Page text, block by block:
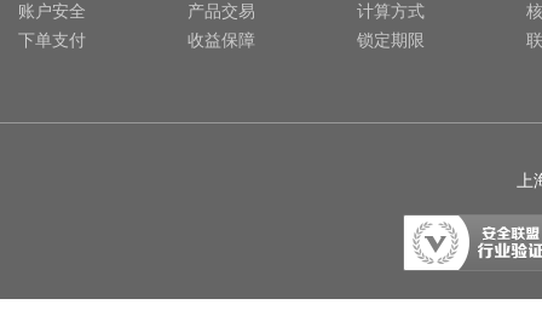
账户安全
下单支付
产品交易
收益保障
计算方式
锁定期限